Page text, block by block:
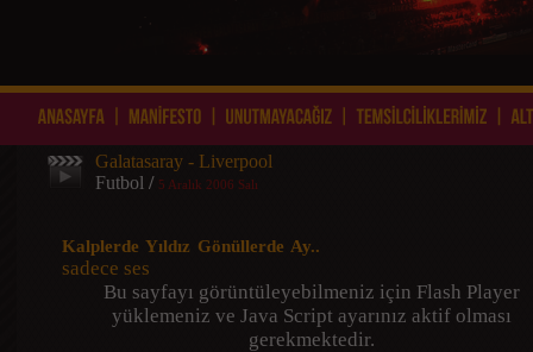
Galatasaray - Liverpool
Futbol / 5 Aralık 2006 Salı
Kalplerde Yıldız Gönüllerde Ay..
sadece ses
Bu sayfayı görüntüleyebilmeniz için Flash Player
yüklemeniz ve Java Script ayarınız aktif olması
gerekmektedir.